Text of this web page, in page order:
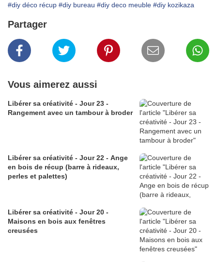
#diy déco récup #diy bureau #diy deco meuble #diy kozikaza
Partager
Vous aimerez aussi
Libérer sa créativité - Jour 23 -
Rangement avec un tambour à broder
Libérer sa créativité - Jour 22 - Ange
en bois de récup (barre à rideaux,
perles et palettes)
Libérer sa créativité - Jour 20 -
Maisons en bois aux fenêtres
creusées